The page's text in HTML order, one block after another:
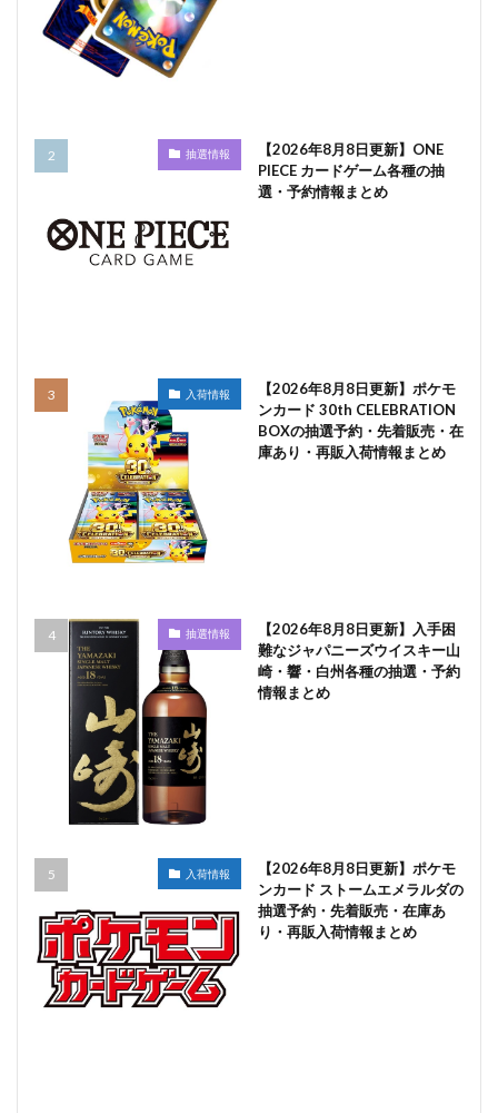
抽選情報
【2026年8月8日更新】ONE
PIECE カードゲーム各種の抽
選・予約情報まとめ
入荷情報
【2026年8月8日更新】ポケモ
ンカード 30th CELEBRATION
BOXの抽選予約・先着販売・在
庫あり・再販入荷情報まとめ
抽選情報
【2026年8月8日更新】入手困
難なジャパニーズウイスキー山
崎・響・白州各種の抽選・予約
情報まとめ
入荷情報
【2026年8月8日更新】ポケモ
ンカード ストームエメラルダの
抽選予約・先着販売・在庫あ
り・再販入荷情報まとめ